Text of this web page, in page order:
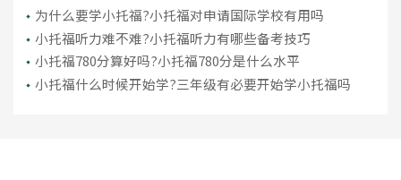
为什么要学小托福?小托福对申请国际学校有用吗
小托福听力难不难?小托福听力有哪些备考技巧
小托福780分算好吗?小托福780分是什么水平
小托福什么时候开始学?三年级有必要开始学小托福吗